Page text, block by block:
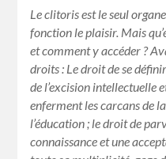
Le clitoris est le seul
fonction le plaisir. Mais
et comment y accéder ?
droits : Le droit de se
de l’excision intellectuelle
enferment les carcans de
l’éducation ; le droit de
connaissance et une